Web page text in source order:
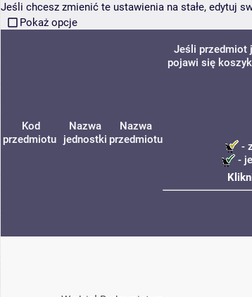
Jeśli chcesz zmienić te ustawienia na stałe, edytuj
Pokaż opcje
Kod
przedmiotu
Nazwa
jednostki
Nazwa
przedmiotu
Jeśli przedmiot
pojawi się
-
-